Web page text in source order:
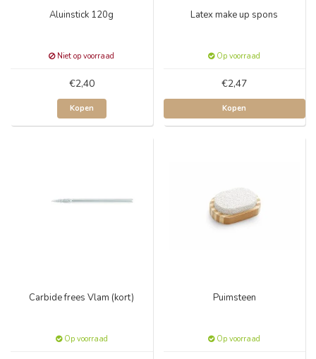
Aluinstick 120g
Niet op voorraad
€2,40
Kopen
Latex make up spons
Op voorraad
€2,47
Kopen
Carbide frees Vlam (kort)
Op voorraad
Puimsteen
Op voorraad